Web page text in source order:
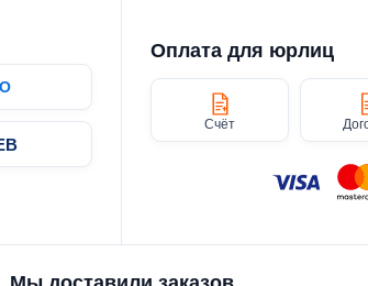
Оплата для юрлиц
Счёт